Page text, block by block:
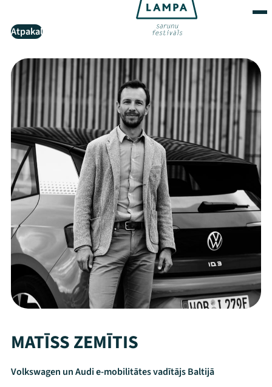
Atpakaļ
MATĪSS ZEMĪTIS
Volkswagen un Audi e-mobilitātes vadītājs Baltijā